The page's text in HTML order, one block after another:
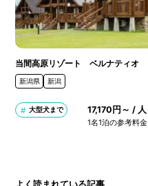
当間高原リゾート ベルナティオ
新潟県 新潟
大型犬まで 17,170円～ / 人
1名1泊の参考料金